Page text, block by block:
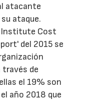
atacante
ataque.
Institute Cost
del 2015 se
través de
el 19% son
año 2018 que